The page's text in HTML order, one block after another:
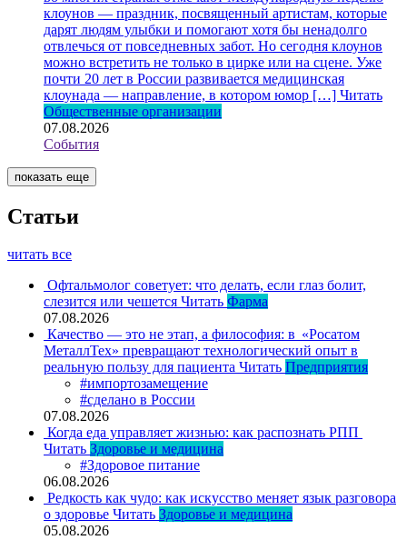
клоунов — праздник, посвященный артистам, которые
дарят людям улыбки и помогают хотя бы ненадолго
отвлечься от повседневных забот. Но сегодня клоунов
можно встретить не только в цирке или на сцене. Уже
почти 20 лет в России развивается медицинская
клоунада — направление, в котором юмор […] Читать
Общественные организации
07.08.2026
События
показать еще
Статьи
читать все
Офтальмолог советует: что делать, если глаз болит,
слезится или чешется Читать Фарма
07.08.2026
Качество — это не этап, а философия: в «Росатом
МеталлТех» превращают технологический опыт в
реальную пользу для пациента Читать Предприятия
#импортозамещение
#сделано в России
07.08.2026
Когда еда управляет жизнью: как распознать РПП
Читать Здоровье и медицина
#Здоровое питание
06.08.2026
Редкость как чудо: как искусство меняет язык разговора
о здоровье Читать Здоровье и медицина
05.08.2026